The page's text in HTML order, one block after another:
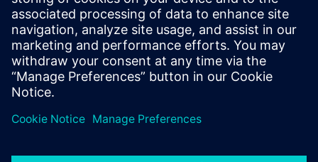
的美国业务。 2020 年 2 月，格雷格加入
UltraSoC 的产品管理团队。该公司于 2020
年 10 月被西门子 DISW 收购。 2022 年 6
月，他加入西门子 NX 团队，担任产品营
销经理。